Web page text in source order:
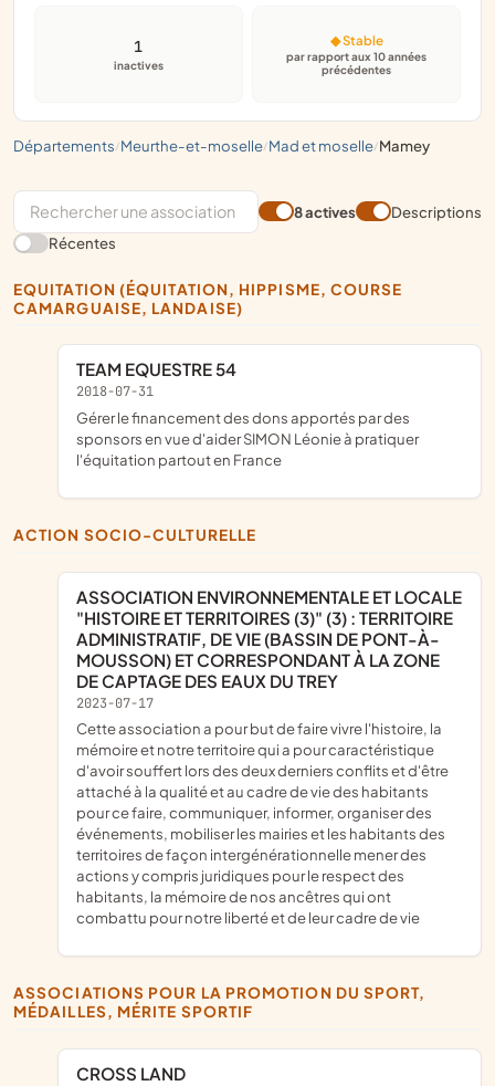
départements/ meurthe-et-moselle/ mad et moselle/ mamey
1
inactives
◆ Stable
par rapport aux 10 années
précédentes
8 actives
Descriptions
Récentes
EQUITATION (ÉQUITATION, HIPPISME, COURSE
CAMARGUAISE, LANDAISE)
TEAM EQUESTRE 54
2018-07-31
gérer le financement des dons apportés par des
sponsors en vue d'aider SIMON Léonie à pratiquer
l'équitation partout en France
ACTION SOCIO-CULTURELLE
ASSOCIATION ENVIRONNEMENTALE ET LOCALE
"HISTOIRE ET TERRITOIRES (3)" (3) : TERRITOIRE
ADMINISTRATIF, DE VIE (BASSIN DE PONT-À-
MOUSSON) ET CORRESPONDANT À LA ZONE
DE CAPTAGE DES EAUX DU TREY
2023-07-17
cette association a pour but de faire vivre l'histoire, la
mémoire et notre territoire qui a pour caractéristique
d'avoir souffert lors des deux derniers conflits et d'être
attaché à la qualité et au cadre de vie des habitants
pour ce faire, communiquer, informer, organiser des
événements, mobiliser les mairies et les habitants des
territoires de façon intergénérationnelle mener des
actions y compris juridiques pour le respect des
habitants, la mémoire de nos ancêtres qui ont
combattu pour notre liberté et de leur cadre de vie
ASSOCIATIONS POUR LA PROMOTION DU SPORT,
MÉDAILLES, MÉRITE SPORTIF
CROSS LAND